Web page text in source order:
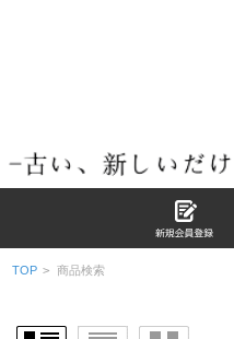
TOP > 商品検索